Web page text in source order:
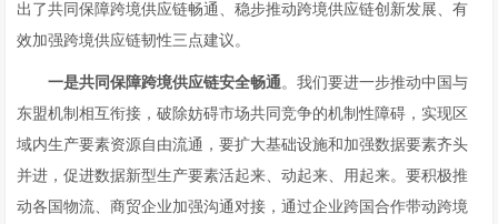
出了共同保障跨境供应链畅通、稳步推动跨境供应链创新发展、有
效加强跨境供应链韧性三点建议。
一是共同保障跨境供应链安全畅通。我们要进一步推动中国与
东盟机制相互衔接，破除妨碍市场共同竞争的机制性障碍，实现区
域内生产要素资源自由流通，要扩大基础设施和加强数据要素齐头
并进，促进数据新型生产要素活起来、动起来、用起来。要积极推
动各国物流、商贸企业加强沟通对接，通过企业跨国合作带动跨境